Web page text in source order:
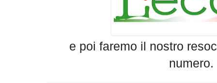
e poi faremo il nostro
numero.